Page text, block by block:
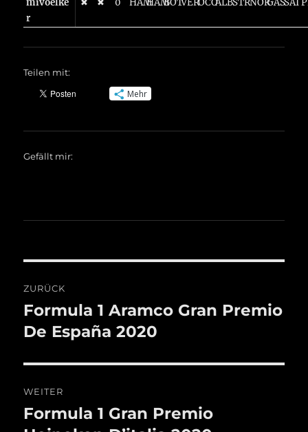
mivoelke
r
✖ ✖ 0 HAMHAMBOTVEROCOALBSTRNORGASSAI
Teilen mit:
Mehr
Gefällt mir:
ZURÜCK
Vorheriger
Beitrag:
Formula 1 Aramco Gran Premio
De España 2020
WEITER
Nächster
Formula 1 Gran Premio